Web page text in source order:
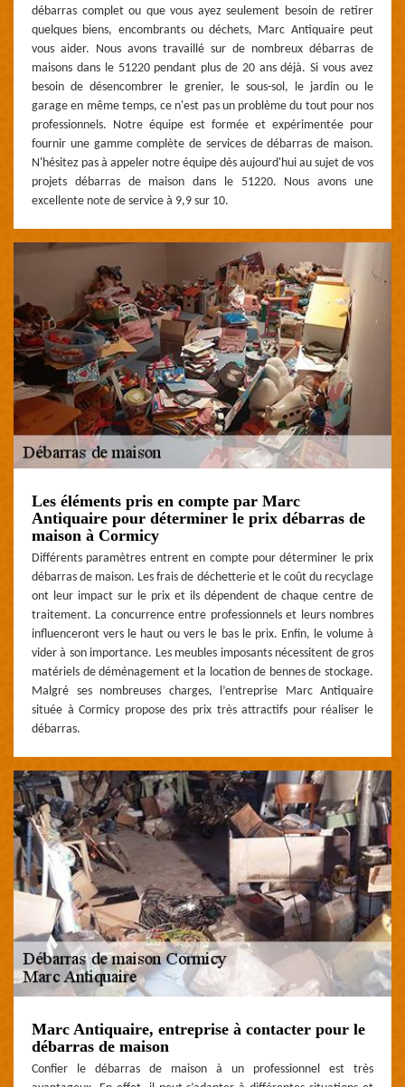
débarras complet ou que vous ayez seulement besoin de retirer
quelques biens, encombrants ou déchets, Marc Antiquaire peut
vous aider. Nous avons travaillé sur de nombreux débarras de
maisons dans le 51220 pendant plus de 20 ans déjà. Si vous avez
besoin de désencombrer le grenier, le sous-sol, le jardin ou le
garage en même temps, ce n'est pas un problème du tout pour nos
professionnels. Notre équipe est formée et expérimentée pour
fournir une gamme complète de services de débarras de maison.
N'hésitez pas à appeler notre équipe dès aujourd'hui au sujet de vos
projets débarras de maison dans le 51220. Nous avons une
excellente note de service à 9,9 sur 10.
Les éléments pris en compte par Marc
Antiquaire pour déterminer le prix débarras de
maison à Cormicy
Différents paramètres entrent en compte pour déterminer le prix
débarras de maison. Les frais de déchetterie et le coût du recyclage
ont leur impact sur le prix et ils dépendent de chaque centre de
traitement. La concurrence entre professionnels et leurs nombres
influenceront vers le haut ou vers le bas le prix. Enfin, le volume à
vider à son importance. Les meubles imposants nécessitent de gros
matériels de déménagement et la location de bennes de stockage.
Malgré ses nombreuses charges, l’entreprise Marc Antiquaire
située à Cormicy propose des prix très attractifs pour réaliser le
débarras.
Marc Antiquaire, entreprise à contacter pour le
débarras de maison
Confier le débarras de maison à un professionnel est très